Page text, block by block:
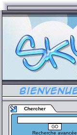
Chercher
Recherche avancée